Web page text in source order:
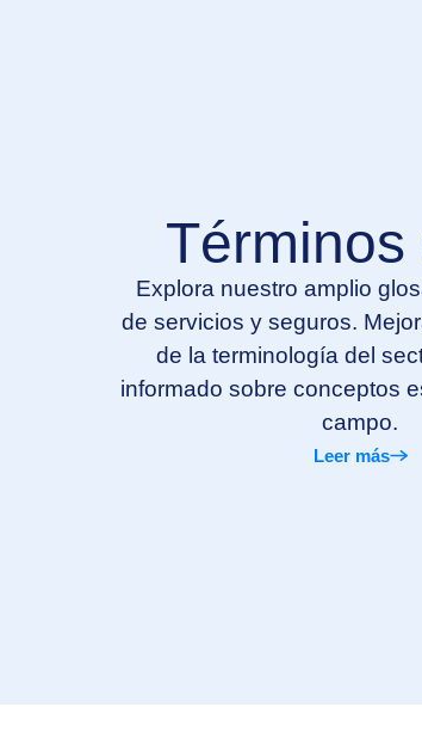
Términos
Explora nuestro amplio
de servicios y seguros.
de la terminología del
informado sobre conceptos
campo.
Leer más